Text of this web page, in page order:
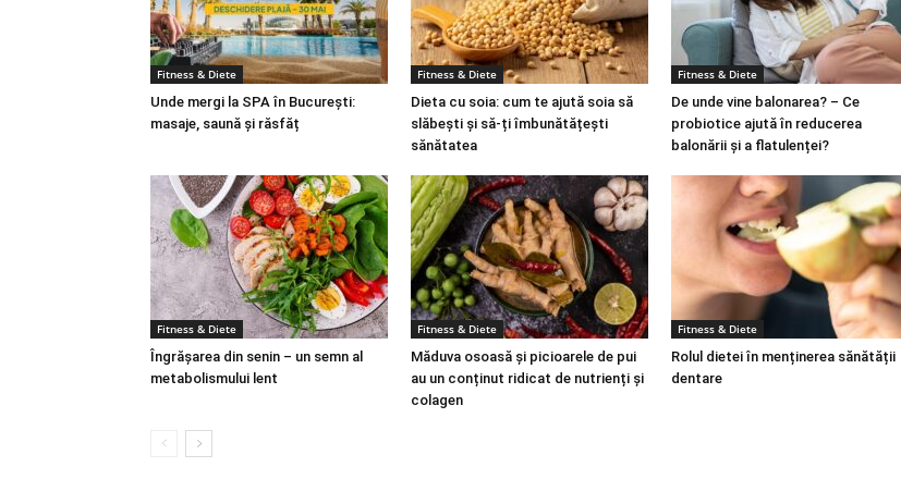
Fitness & Diete
Unde mergi la SPA în București:
masaje, saună și răsfăț
Fitness & Diete
Dieta cu soia: cum te ajută soia să
slăbești și să-ți îmbunătățești
sănătatea
Fitness & Diete
De unde vine balonarea? – Ce
probiotice ajută în reducerea
balonării și a flatulenței?
Fitness & Diete
Îngrășarea din senin – un semn al
metabolismului lent
Fitness & Diete
Măduva osoasă și picioarele de pui
au un conținut ridicat de nutrienți și
colagen
Fitness & Diete
Rolul dietei în menținerea sănătății
dentare